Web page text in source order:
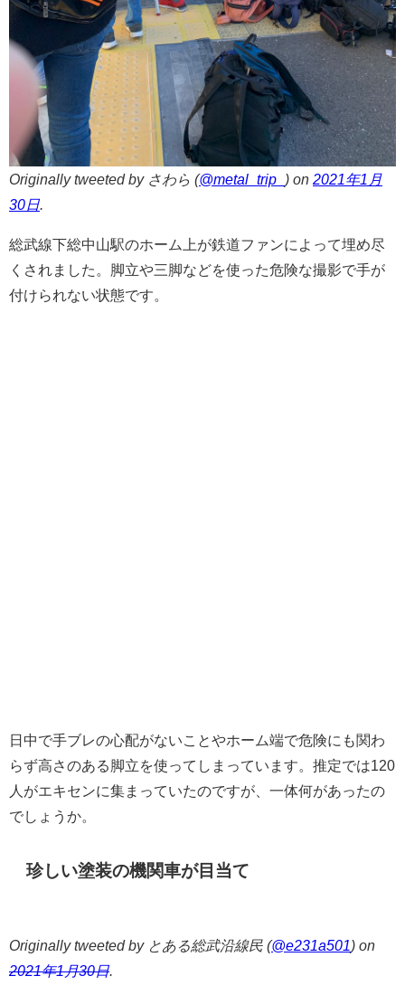
Originally tweeted by さわら (@metal_trip_ ) on 2021年1月
30日
総武線下総中山駅のホーム上が鉄道ファンによって埋め尽
くされました。脚立や三脚などを使った危険な撮影で手が
付けられない状態です。
日中で手ブレの心配がないことやホーム端で危険にも関わ
らず高さのある脚立を使ってしまっています。推定では120
人がエキセンに集まっていたのですが、一体何があったの
でしょうか。
珍しい塗装の機関車が目当て
Originally tweeted by とある総武沿線民 (@e231a501) on
2021年1月30日.